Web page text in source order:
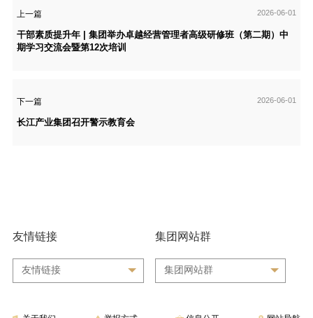
上一篇 2026-06-01
干部素质提升年 | 集团举办卓越经营管理者高级研修班（第二期）中
期学习交流会暨第12次培训
下一篇 2026-06-01
长江产业集团召开警示教育会
友情链接
友情链接
集团网站群
集团网站群